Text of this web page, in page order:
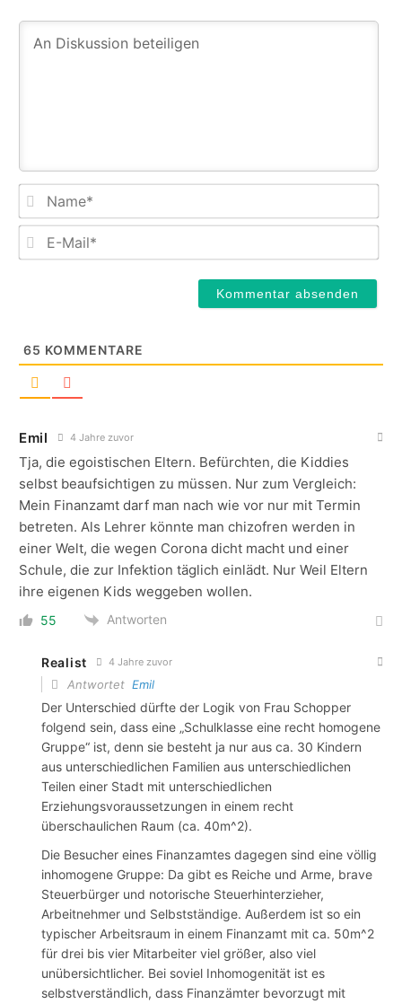
E-
65 KOMMENTARE
Emil 4 Jahre zuvor
Tja, die egoistischen Eltern. Befürchten, die Kiddies
selbst beaufsichtigen zu müssen. Nur zum Vergleich:
Mein Finanzamt darf man nach wie vor nur mit Termin
betreten. Als Lehrer könnte man chizofren werden in
einer Welt, die wegen Corona dicht macht und einer
Schule, die zur Infektion täglich einlädt. Nur Weil Eltern
ihre eigenen Kids weggeben wollen.
55 Antworten
Realist 4 Jahre zuvor
Antwortet Emil
Der Unterschied dürfte der Logik von Frau Schopper
folgend sein, dass eine „Schulklasse eine recht homogene
Gruppe“ ist, denn sie besteht ja nur aus ca. 30 Kindern
aus unterschiedlichen Familien aus unterschiedlichen
Teilen einer Stadt mit unterschiedlichen
Erziehungsvoraussetzungen in einem recht
überschaulichen Raum (ca. 40m^2).
Die Besucher eines Finanzamtes dagegen sind eine völlig
inhomogene Gruppe: Da gibt es Reiche und Arme, brave
Steuerbürger und notorische Steuerhinterzieher,
Arbeitnehmer und Selbstständige. Außerdem ist so ein
typischer Arbeitsraum in einem Finanzamt mit ca. 50m^2
für drei bis vier Mitarbeiter viel größer, also viel
unübersichtlicher. Bei soviel Inhomogenität ist es
selbstverständlich, dass Finanzämter bevorzugt mit